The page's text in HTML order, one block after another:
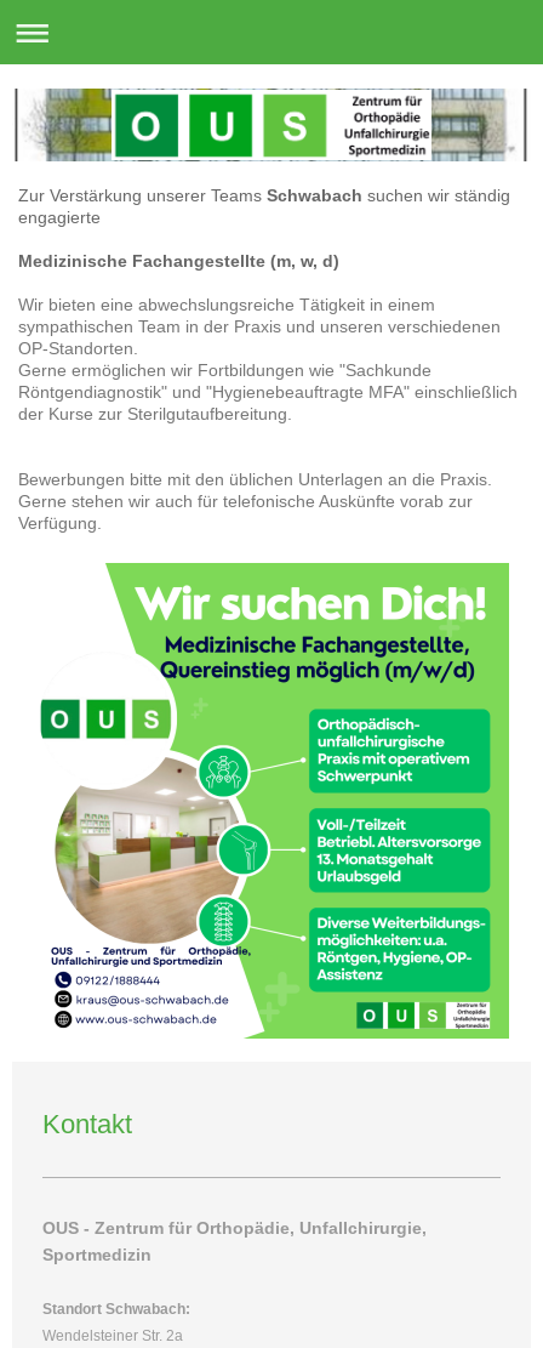
Zur Verstärkung unserer Teams Schwabach suchen wir ständig
engagierte
Medizinische Fachangestellte (m, w, d)
Wir bieten eine abwechslungsreiche Tätigkeit in einem
sympathischen Team in der Praxis und unseren verschiedenen
OP-Standorten.
Gerne ermöglichen wir Fortbildungen wie "Sachkunde
Röntgendiagnostik" und "Hygienebeauftragte MFA" einschließlich
der Kurse zur Sterilgutaufbereitung.
Bewerbungen bitte mit den üblichen Unterlagen an die Praxis.
Gerne stehen wir auch für telefonische Auskünfte vorab zur
Verfügung.
Kontakt
OUS - Zentrum für Orthopädie, Unfallchirurgie,
Sportmedizin
Standort Schwabach:
Wendelsteiner Str. 2a